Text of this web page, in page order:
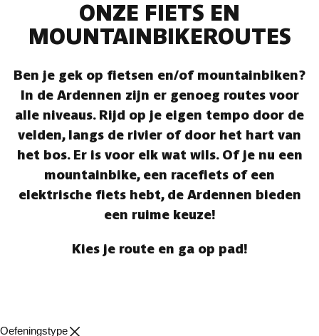
ONZE FIETS EN
MOUNTAINBIKEROUTES
Ben je gek op fietsen en/of mountainbiken?
In de Ardennen zijn er genoeg routes voor
alle niveaus. Rijd op je eigen tempo door de
velden, langs de rivier of door het hart van
het bos. Er is voor elk wat wils. Of je nu een
mountainbike, een racefiets of een
elektrische fiets hebt, de Ardennen bieden
een ruime keuze!
Kies je route en ga op pad!
Oefeningstype